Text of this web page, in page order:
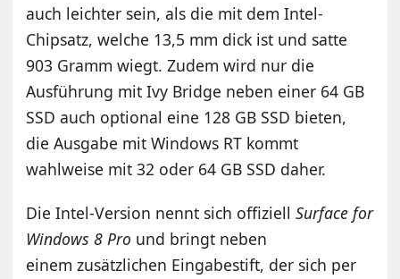
auch leichter sein, als die mit dem Intel-
Chipsatz, welche 13,5 mm dick ist und satte
903 Gramm wiegt. Zudem wird nur die
Ausführung mit Ivy Bridge neben einer 64 GB
SSD auch optional eine 128 GB SSD bieten,
die Ausgabe mit Windows RT kommt
wahlweise mit 32 oder 64 GB SSD daher.
Die Intel-Version nennt sich offiziellSurface for
Windows 8 Pro und bringt neben
einem zusätzlichen Eingabestift, der sich per